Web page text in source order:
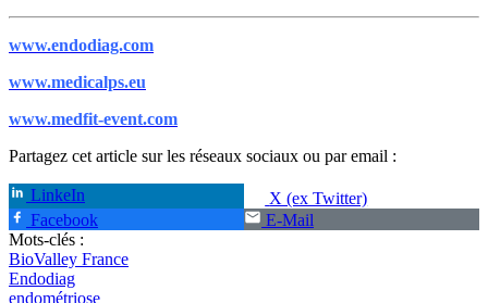
www.endodiag.com
www.medicalps.eu
www.medfit-event.com
Partagez cet article sur les réseaux sociaux ou par email :
LinkeIn
X (ex Twitter)
Facebook
E-Mail
Mots-clés :
BioValley France
Endodiag
endométriose